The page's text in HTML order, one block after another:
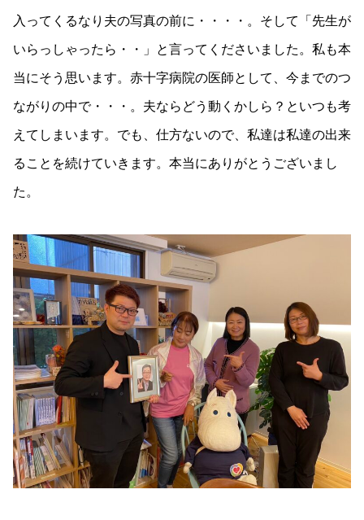
入ってくるなり夫の写真の前に・・・・。そして「先生が
いらっしゃったら・・」と言ってくださいました。私も本
当にそう思います。赤十字病院の医師として、今までのつ
ながりの中で・・・。夫ならどう動くかしら？といつも考
えてしまいます。でも、仕方ないので、私達は私達の出来
ることを続けていきます。本当にありがとうございまし
た。